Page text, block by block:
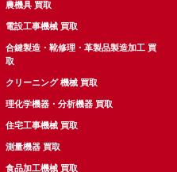
農機具 買取
電設工事機械 買取
合鍵製造・靴修理・革製品製造加工 買
取
クリーニング 機械 買取
理化学機器・分析機器 買取
住宅工事機械 買取
測量機器 買取
食品加工機械 買取